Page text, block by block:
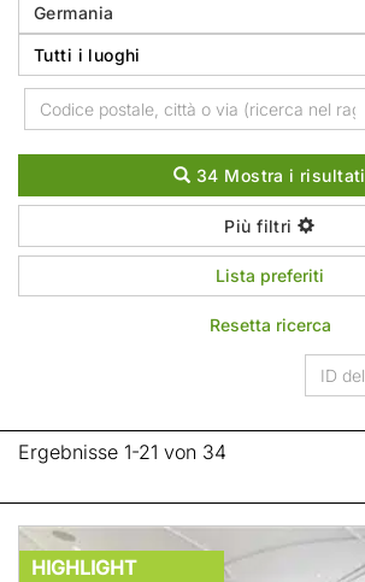
Germania
Tutti i luoghi
34 Mostra i risultati
Più filtri
Lista preferiti
Resetta ricerca
Ergebnisse 1-21 von 34
HIGHLIGHT